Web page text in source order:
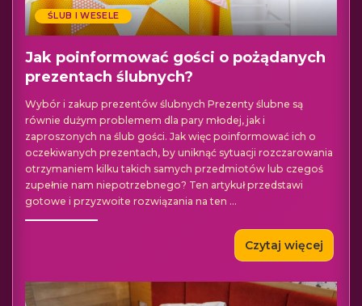
ŚLUB I WESELE
Jak poinformować gości o pożądanych
prezentach ślubnych?
Wybór i zakup prezentów ślubnych Prezenty ślubne są
równie dużym problemem dla pary młodej, jak i
zaproszonych na ślub gości. Jak więc poinformować ich o
oczekiwanych prezentach, by uniknąć sytuacji rozczarowania
otrzymaniem kilku takich samych przedmiotów lub czegoś
zupełnie nam niepotrzebnego? Ten artykuł przedstawi
gotowe i przyzwoite rozwiązania na ten ...
Czytaj więcej